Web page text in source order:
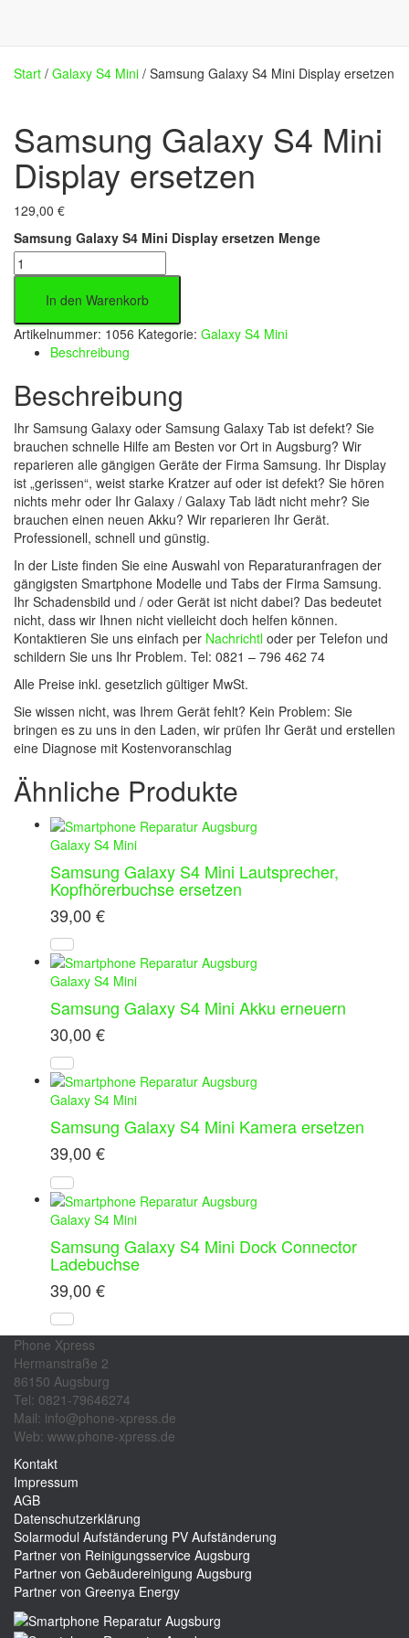
Start / Galaxy S4 Mini / Samsung Galaxy S4 Mini Display ersetzen
Samsung Galaxy S4 Mini
Display ersetzen
129,00 €
Samsung Galaxy S4 Mini Display ersetzen Menge
In den Warenkorb
Artikelnummer: 1056 Kategorie: Galaxy S4 Mini
Beschreibung
Beschreibung
Ihr Samsung Galaxy oder Samsung Galaxy Tab ist defekt? Sie
brauchen schnelle Hilfe am Besten vor Ort in Augsburg? Wir
reparieren alle gängigen Geräte der Firma Samsung. Ihr Display
ist „gerissen“, weist starke Kratzer auf oder ist defekt? Sie hören
nichts mehr oder Ihr Galaxy / Galaxy Tab lädt nicht mehr? Sie
brauchen einen neuen Akku? Wir reparieren Ihr Gerät.
Professionell, schnell und günstig.
In der Liste finden Sie eine Auswahl von Reparaturanfragen der
gängigsten Smartphone Modelle und Tabs der Firma Samsung.
Ihr Schadensbild und / oder Gerät ist nicht dabei? Das bedeutet
nicht, dass wir Ihnen nicht vielleicht doch helfen können.
Kontaktieren Sie uns einfach per Nachrichtl oder per Telefon und
schildern Sie uns Ihr Problem. Tel: 0821 – 796 462 74
Alle Preise inkl. gesetzlich gültiger MwSt.
Sie wissen nicht, was Ihrem Gerät fehlt? Kein Problem: Sie
bringen es zu uns in den Laden, wir prüfen Ihr Gerät und erstellen
eine Diagnose mit Kostenvoranschlag
Ähnliche Produkte
Galaxy S4 Mini
Samsung Galaxy S4 Mini Lautsprecher,
Kopfhörerbuchse ersetzen
39,00 €
Galaxy S4 Mini
Samsung Galaxy S4 Mini Akku erneuern
30,00 €
Galaxy S4 Mini
Samsung Galaxy S4 Mini Kamera ersetzen
39,00 €
Galaxy S4 Mini
Samsung Galaxy S4 Mini Dock Connector
Ladebuchse
39,00 €
Phone Xpress
Hermanstraße 2
86150 Augsburg
Tel: 0821-79646274
Mail: info@phone-xpress.de
Web: www.phone-xpress.de
Kontakt
Impressum
AGB
Datenschutzerklärung
Solarmodul Aufständerung PV Aufständerung
Partner von Reinigungsservice Augsburg
Partner von Gebäudereinigung Augsburg
Partner von Greenya Energy